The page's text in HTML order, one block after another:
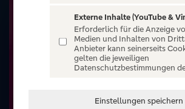
Externe Inhalte (YouTube &
Erforderlich für die Anzeige
Medien und Inhalten von
Anbieter kann seinerseits
gelten die jeweiligen
Datenschutzbestimmungen
Einstellungen speichern